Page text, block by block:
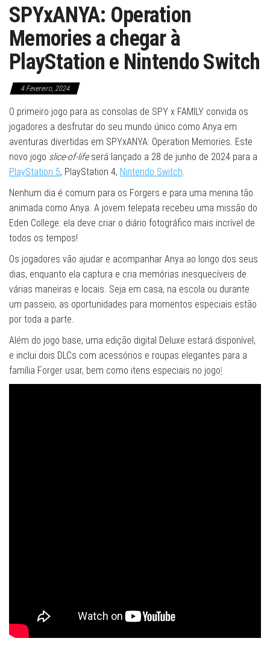
SPYxANYA: Operation
Memories a chegar à
PlayStation e Nintendo Switch
4 Fevereiro, 2024
O primeiro jogo para as consolas de SPY x FAMILY convida os
jogadores a desfrutar do seu mundo único como Anya em
aventuras divertidas em SPYxANYA: Operation Memories. Este
novo jogo slice-of-lifeserá lançado a 28 de junho de 2024 para a
PlayStation 5, PlayStation 4, Nintendo Switch.
Nenhum dia é comum para os Forgers e para uma menina tão
animada como Anya. A jovem telepata recebeu uma missão do
Eden College: ela deve criar o diário fotográfico mais incrível de
todos os tempos!
Os jogadores vão ajudar e acompanhar Anya ao longo dos seus
dias, enquanto ela captura e cria memórias inesquecíveis de
várias maneiras e locais. Seja em casa, na escola ou durante
um passeio, as oportunidades para momentos especiais estão
por toda a parte.
Além do jogo base, uma edição digital Deluxe estará disponível,
e inclui dois DLCs com acessórios e roupas elegantes para a
família Forger usar, bem como itens especiais no jogo!